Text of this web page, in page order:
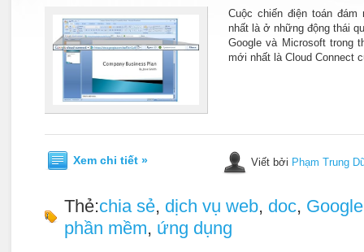
Cuộc chiến điện toán
nhất là ở những động thái
Google và Microsoft trong
mới nhất là Cloud Connect
Xem chi tiết » Viết bởi Phạm Trung
Thẻ:chia sẻ, dịch vụ web, doc, Google
phần mềm, ứng dụng